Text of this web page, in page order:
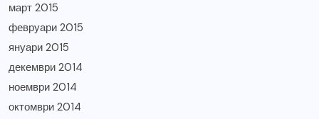
март 2015
февруари 2015
януари 2015
декември 2014
ноември 2014
октомври 2014